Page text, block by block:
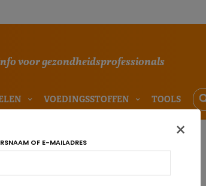
voor gezondheidsprofessionals
VOEDINGSSTOFFEN TOOLS
×
OF E-MAILADRES